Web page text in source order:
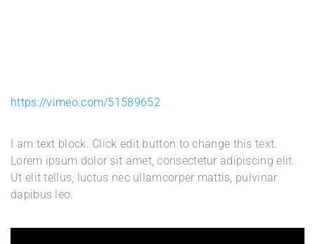
https://vimeo.com/51589652
I am text block. Click edit button to change this text.
Lorem ipsum dolor sit amet, consectetur adipiscing elit.
Ut elit tellus, luctus nec ullamcorper mattis, pulvinar
dapibus leo.